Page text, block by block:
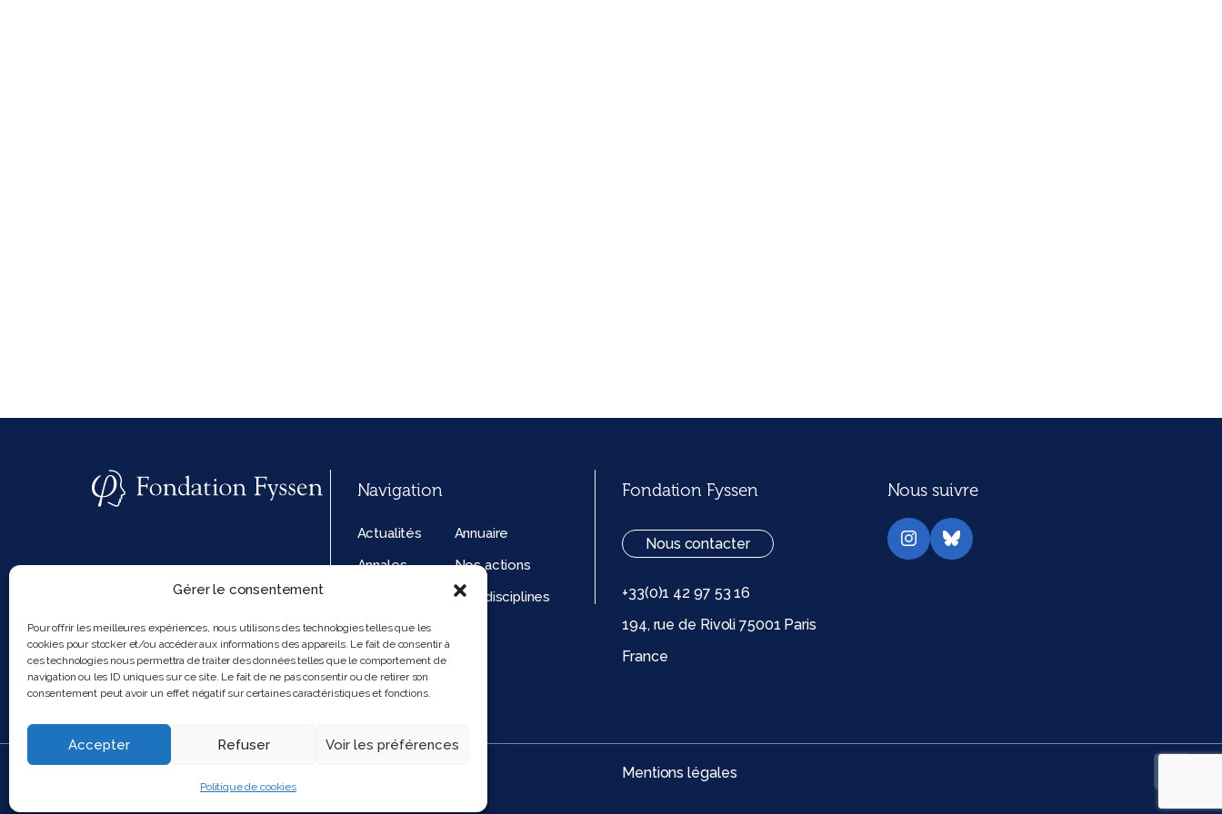
Gérer le consentement
Pour offrir les meilleures expériences, nous utilisons des technologies telles que les
cookies pour stocker et/ou accéder aux informations des appareils. Le fait de consentir à
ces technologies nous permettra de traiter des données telles que le comportement de
navigation ou les ID uniques sur ce site. Le fait de ne pas consentir ou de retirer son
consentement peut avoir un effet négatif sur certaines caractéristiques et fonctions.
Accepter Refuser Voir les préférences
Politique de cookies
Navigation
Actualités
Annuaire
Annales
Nos actions
Nos disciplines
Politique de
cookies (UE)
Fondation Fyssen
Nous contacter
+33(0)1 42 97 53 16
194, rue de Rivoli 75001 Paris
France
Nous suivre
Instagram
Bluesky
Mentions légales